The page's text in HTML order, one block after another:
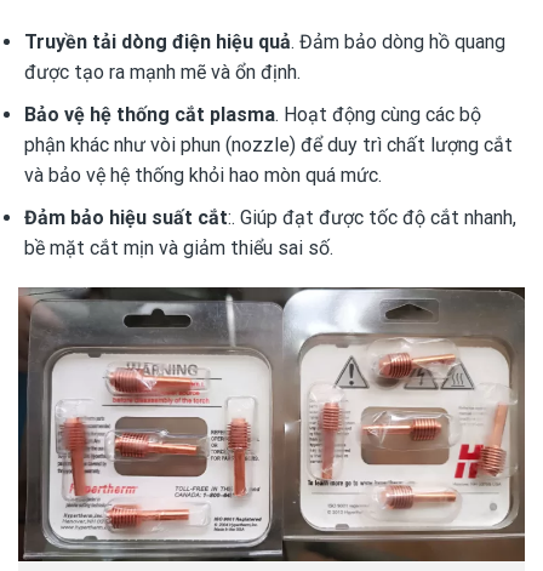
Truyền tải dòng điện hiệu quả. Đảm bảo dòng hồ quang
được tạo ra mạnh mẽ và ổn định.
Bảo vệ hệ thống cắt plasma. Hoạt động cùng các bộ
phận khác như vòi phun (nozzle) để duy trì chất lượng cắt
và bảo vệ hệ thống khỏi hao mòn quá mức.
Đảm bảo hiệu suất cắt:. Giúp đạt được tốc độ cắt nhanh,
bề mặt cắt mịn và giảm thiểu sai số.